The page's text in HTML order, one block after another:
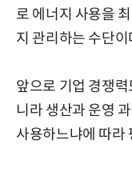
로 에너지 사용을
지 관리하는 수단이
앞으로 기업 경쟁
니라 생산과 운영
사용하느냐에 따라